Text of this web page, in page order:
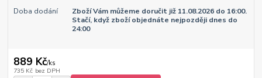
Doba dodání
Zboží Vám můžeme doručit již 11.08.2026 do 16:00.
Stačí, když zboží objednáte nejpozději dnes do
24:00
889 Kč/ks
735 Kč bez DPH